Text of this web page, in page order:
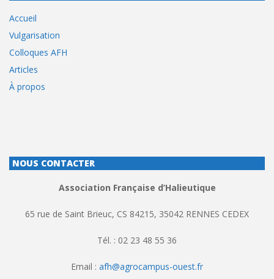
Accueil
Vulgarisation
Colloques AFH
Articles
À propos
NOUS CONTACTER
Association Française d’Halieutique
65 rue de Saint Brieuc, CS 84215, 35042 RENNES CEDEX
Tél. : 02 23 48 55 36
Email : afh@agrocampus-ouest.fr